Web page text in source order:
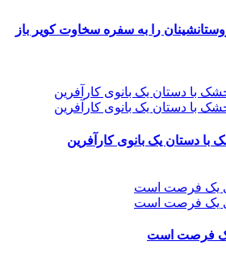
را به سفره سخاوت کویر باز
دستان یک بانوی کارآفرین
یک فرصت است